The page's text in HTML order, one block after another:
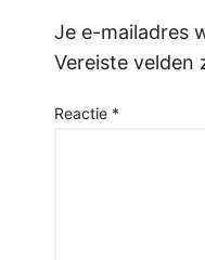
Je e-mailadres
Vereiste velden
Reactie *